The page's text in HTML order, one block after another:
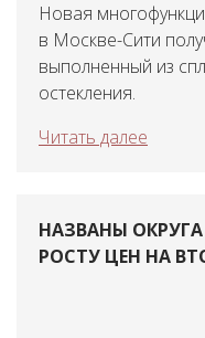
Новая
в Москве-Сити
выполненный из
остекления.
Читать далее
НАЗВАНЫ
РОСТУ ЦЕН НА